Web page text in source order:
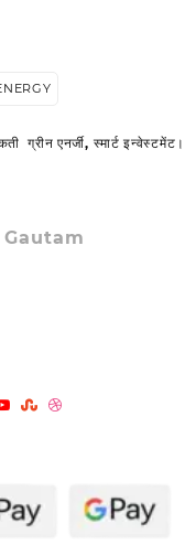
ग्रीन एनर्जी, स्मार्ट इन्वेस्टमेंट।